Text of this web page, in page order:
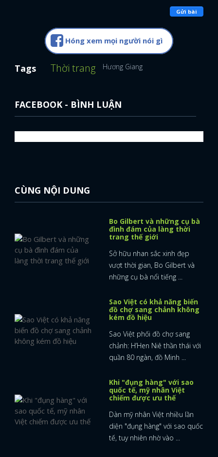
Gửi bài
Hóng xem mọi người nói gì
Tags Thời trang Hương Giang
FACEBOOK - BÌNH LUẬN
CÙNG NỘI DUNG
Bo Gilbert và những cụ bà
đình đám của làng thời
trang thế giới
Sở hữu nhan sắc xinh đẹp
vượt thời gian, Bo Gilbert và
những cụ bà nổi tiếng ...
Sao Việt có khả năng biến
đồ chợ sang chảnh không
kém đồ hiệu
Sao Việt phối đồ chợ sang
chảnh: H’Hen Niê thần thái với
quần 80 ngàn, đồ Minh ...
Khi "đụng hàng" với sao
quốc tế, mỹ nhân Việt
chiếm được ưu thế
Dàn mỹ nhân Việt nhiều lần
diện "đụng hàng" với sao quốc
tế, tuy nhiên nhờ vào ...